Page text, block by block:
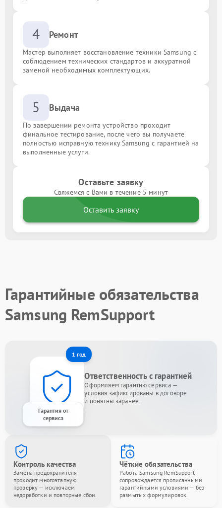
4 Ремонт
Мастер выполняет восстановление техники Samsung с
соблюдением технических стандартов и аккуратной
заменой необходимых комплектующих.
5 Выдача
По завершении ремонта устройство проходит
финальное тестирование, после чего вы получаете
полностью исправную технику Samsung с гарантией на
выполненные услуги.
Оставьте заявку
Свяжемся с Вами в течение 5 минут
Оставить заявку
Гарантийные обязательства
Samsung RemSupport
1 год
Гарантия от
сервиса
Ответственность с гарантией
Оформляем гарантию сервиса —
условия зафиксированы в договоре
и понятны заранее.
Контроль качества
Замена предохранителя
проходит многоэтапную
проверку — исключаем
недоработки и повторные сбои.
Чёткие обязательства
Работа Samsung RemSupport
сопровождается прописанными
гарантийными условиями — без
размытых формулировок.